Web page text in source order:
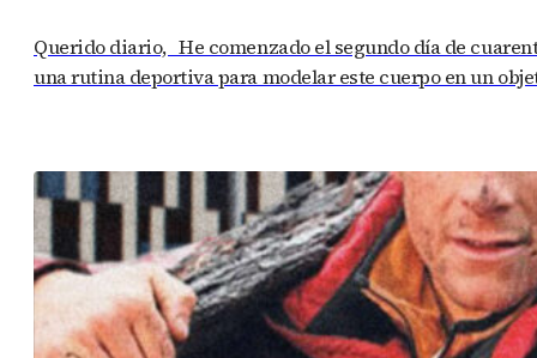
Querido diario, He comenzado el segundo día de
una rutina deportiva para modelar este cuerpo en un